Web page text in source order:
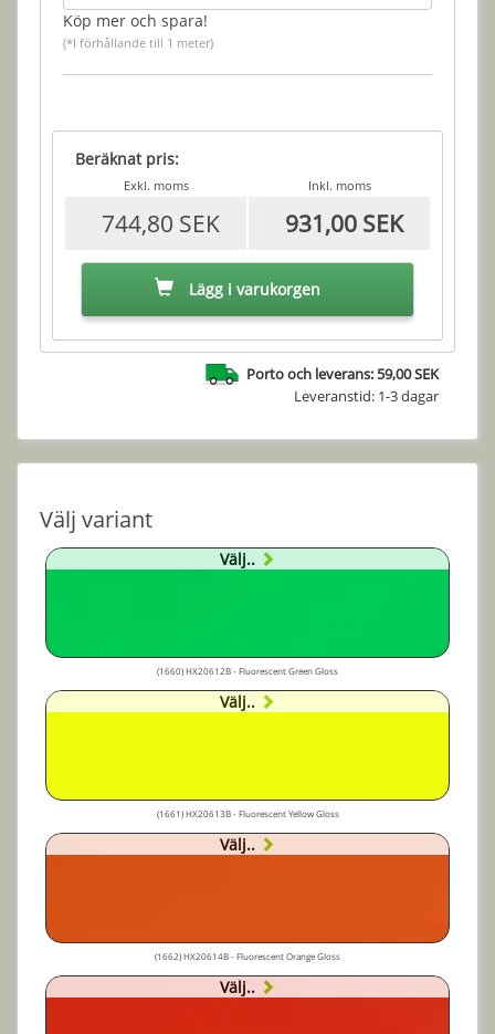
Köp mer och spara!
(*I förhållande till 1 meter)
Beräknat pris:
Exkl. moms Inkl. moms
744,80 SEK 931,00 SEK
Lägg i varukorgen
Porto och leverans: 59,00 SEK
Leveranstid: 1-3 dagar
Välj variant
Välj..
(1660) HX20612B - Fluorescent Green Gloss
Välj..
(1661) HX20613B - Fluorescent Yellow Gloss
Välj..
(1662) HX20614B - Fluorescent Orange Gloss
Välj..